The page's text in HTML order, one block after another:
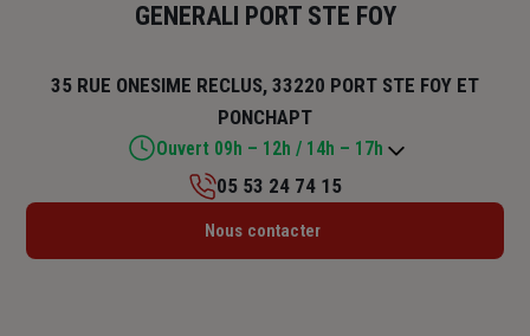
GENERALI PORT STE FOY
35 RUE ONESIME RECLUS, 33220 PORT STE FOY ET
PONCHAPT
Ouvert 09h – 12h / 14h – 17h
Lundi : Fermé
05 53 24 74 15
Nous contacter